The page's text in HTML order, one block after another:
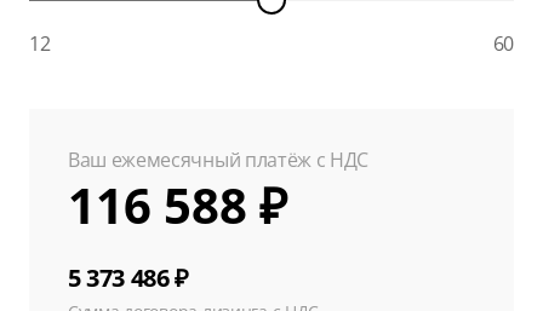
12 60
Ваш ежемесячный платёж с НДС
116 588 ₽
5 373 486 ₽